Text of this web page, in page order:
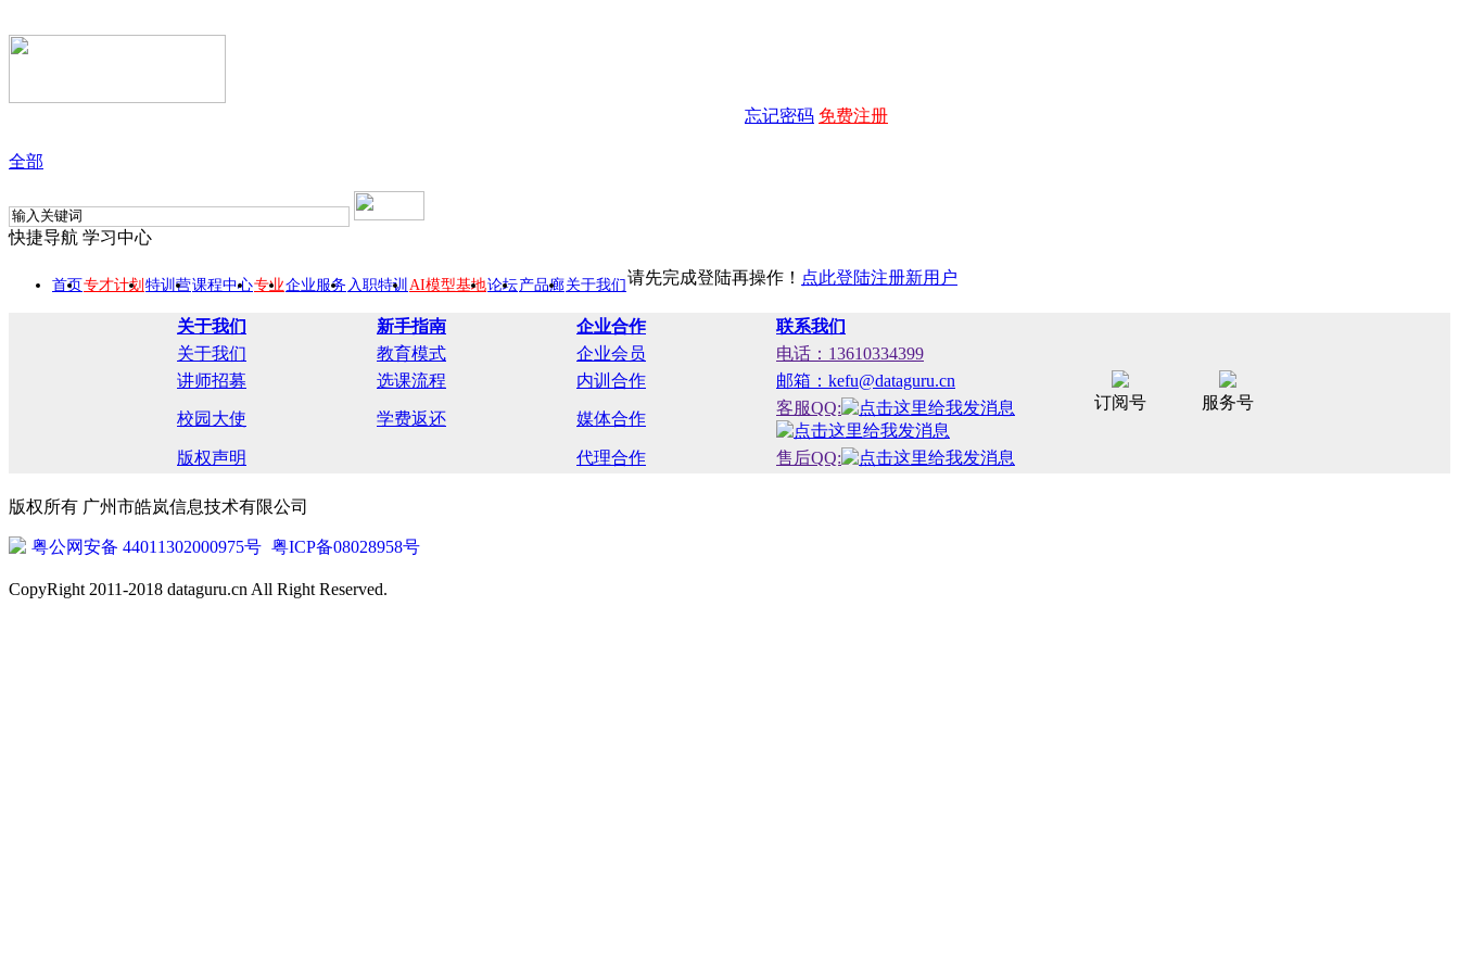
忘记密码 免费注册
全部
快捷导航 学习中心
首页专才计划 特训营课程中心专业企业服务 入职特训 AI模型基地论坛产品廊关于我们请先完成登陆再操作！ 点此登陆注册新用户
关于我们 新手指南 企业合作 联系我们
订阅号 服务号
关于我们 教育模式 企业会员
电话：13610334399
讲师招募
选课流程 内训合作 邮箱：kefu@dataguru.cn
校园大使 学费返还 媒体合作
客服QQ:
版权声明 代理合作 售后QQ:
版权所有 广州市皓岚信息技术有限公司
粤公网安备 44011302000975号 粤ICP备08028958号
CopyRight 2011-2018 dataguru.cn All Right Reserved.